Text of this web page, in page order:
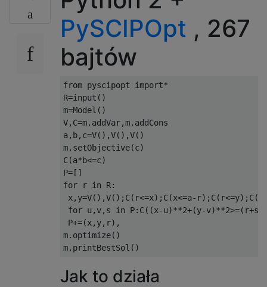
PySCIPOpt , 267
bajtów
from pyscipopt import*
R=input ()
m=Model ()
V, C=m. addVar,m. addCons
a, b, c=V(),V(),V()
m. setObjective(c)
C(a*b<=c)
P=[]
for r in R:
x, y=V(),V(); C( r<=x); C(x<=a- r); C( r<=y); C(
for u , v, s in P: C((x-u)**2+(y-v)**2>=( r+s
P+=(x, y, r),
m. optimize()
m. printBestSol ()
Jak to działa